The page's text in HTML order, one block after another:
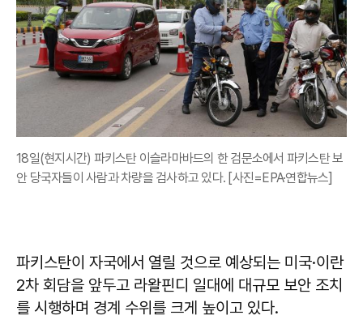
18일(현지시간) 파키스탄 이슬라마바드의 한 검문소에서 파키스탄 보
안 당국자들이 사람과 차량을 검사하고 있다. [사진=EPA·연합뉴스]
파키스탄이 자국에서 열릴 것으로 예상되는 미국·이란
2차 회담을 앞두고 라왈핀디 일대에 대규모 보안 조치
를 시행하며 경계 수위를 크게 높이고 있다.